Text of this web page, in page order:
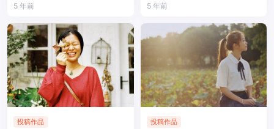
5 年前 5 年前
投稿作品 投稿作品